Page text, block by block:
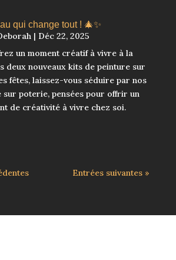
qui change tout ! 🎄✨
| Déc 22, 2025
un moment créatif à vivre à la
deux nouveaux kits de peinture sur
fêtes, laissez-vous séduire par nos
sur poterie, pensées pour offrir un
de créativité à vivre chez soi.
Entrées suivantes »